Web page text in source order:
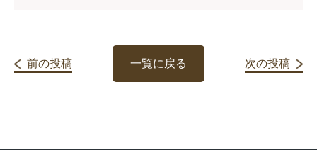
前の投稿 一覧に戻る 次の投稿